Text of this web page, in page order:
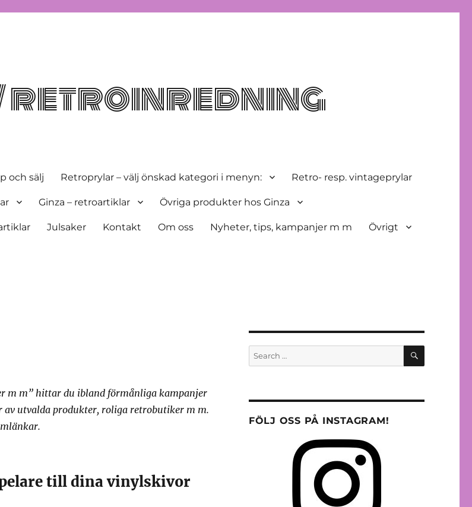
och sälj Retroprylar – välj önskad kategori i menyn: Retro- resp. vintageprylar
Ginza – retroartiklar Övriga produkter hos Ginza
Julsaker Kontakt Om oss Nyheter, tips, kampanjer m m Övrigt
m m” hittar du ibland förmånliga kampanjer
av utvalda produkter, roliga retrobutiker m m.
till dina vinylskivor
Search
for:
SEARCH
FÖLJ OSS PÅ INSTAGRAM!